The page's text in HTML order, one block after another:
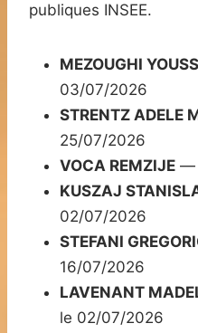
publiques INSEE.
MEZOUGHI
03/07/2026
STRENTZ ADELE
25/07/2026
VOCA REMZIJE —
KUSZAJ
02/07/2026
STEFANI
16/07/2026
LAVENANT
le 02/07/2026